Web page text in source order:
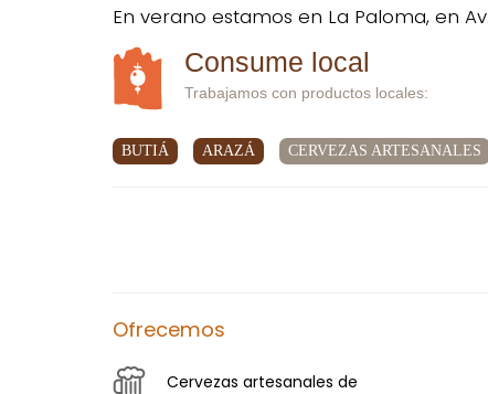
En verano estamos en La Paloma, en
Consume local
Trabajamos con productos locales:
BUTIÁ ARAZÁ CERVEZAS ARTESANALES
Ofrecemos
Cervezas artesanales de